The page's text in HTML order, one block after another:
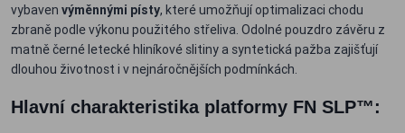
vybaven výměnnými písty, které umožňují optimalizaci chodu
zbraně podle výkonu použitého střeliva. Odolné pouzdro závěru z
matně černé letecké hliníkové slitiny a syntetická pažba zajišťují
dlouhou životnost i v nejnáročnějších podmínkách.
Hlavní charakteristika platformy FN SLP™: